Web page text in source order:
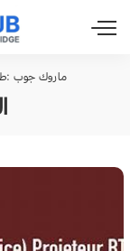
ماروك جوب